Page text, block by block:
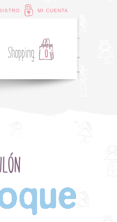
MI CUENTA
Shopping: 0